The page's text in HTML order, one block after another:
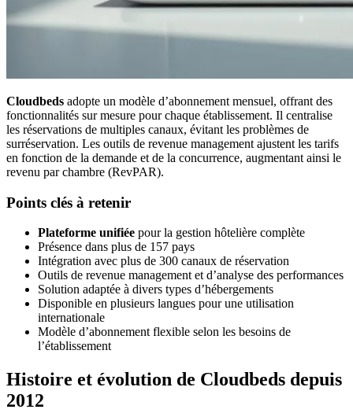
Cloudbeds adopte un modèle d’abonnement mensuel, offrant des
fonctionnalités sur mesure pour chaque établissement. Il centralise
les réservations de multiples canaux, évitant les problèmes de
surréservation. Les outils de revenue management ajustent les tarifs
en fonction de la demande et de la concurrence, augmentant ainsi le
revenu par chambre (RevPAR).
Points clés à retenir
Plateforme unifiée pour la gestion hôtelière complète
Présence dans plus de 157 pays
Intégration avec plus de 300 canaux de réservation
Outils de revenue management et d’analyse des performances
Solution adaptée à divers types d’hébergements
Disponible en plusieurs langues pour une utilisation
internationale
Modèle d’abonnement flexible selon les besoins de
l’établissement
Histoire et évolution de Cloudbeds depuis
2012